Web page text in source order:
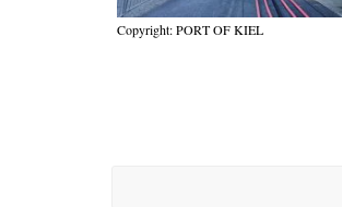
Copyright: PORT OF KIEL